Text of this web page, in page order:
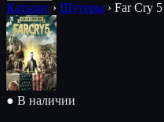
Каталог › Шутеры › Far Cry
● В наличии